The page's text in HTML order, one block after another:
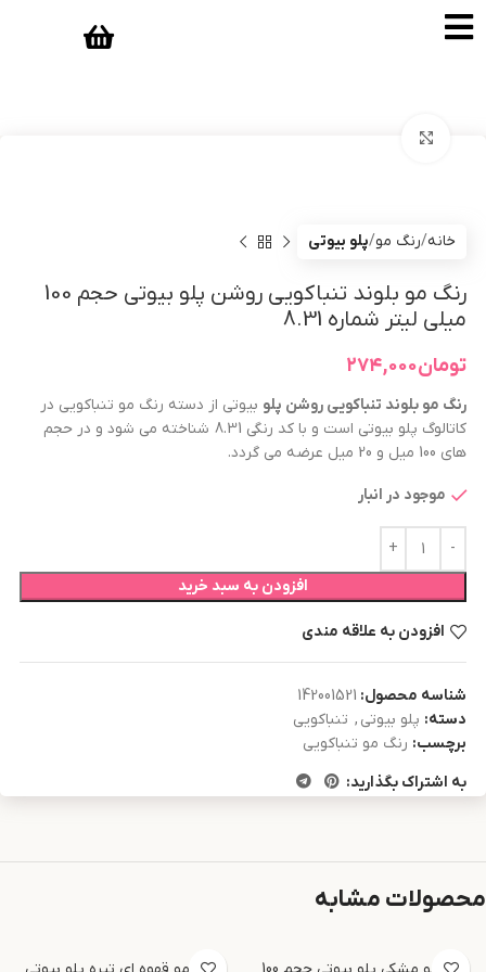
خانه رنگ مو پلو بیوتی
رنگ مو بلوند تنباکویی روشن پلو بیوتی حجم 100
میلی لیتر شماره 8.31
تومان۲۷۴,۰۰۰
رنگ مو بلوند تنباکویی روشن پلو بیوتی از دسته رنگ مو تنباکویی در
کاتالوگ پلو بیوتی است و با کد رنگی 8.31 شناخته می شود و در حجم
های 100 میل و 20 میل عرضه می گردد.
موجود در انبار
افزودن به سبد خرید
افزودن به علاقه مندی
شناسه محصول: 142001521
دسته: پلو بیوتی , تنباکویی
برچسب: رنگ مو تنباکویی
به اشتراک بگذارید:
محصولات مشابه